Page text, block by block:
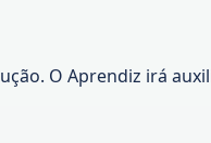
O Aprendiz irá